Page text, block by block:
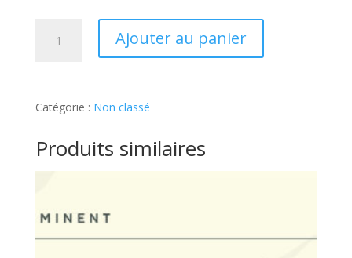
CUISINE
Ticket
Ajouter au panier
Catégorie : Non classé
Produits similaires